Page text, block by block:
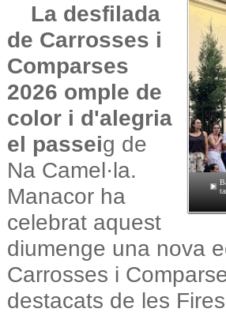
La desfilada
de Carrosses i
Comparses
2026 omple de
color i d'alegria
el passeig de
Na Camel·la.
Manacor ha
celebrat aquest
diumenge una nova
Carrosses i
destacats de les